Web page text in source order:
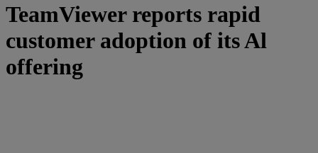
TeamViewer reports rapid
customer adoption of its Al
offering